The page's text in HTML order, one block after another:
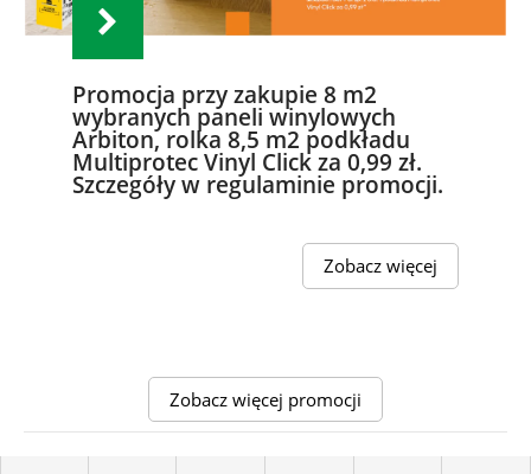
Promocja przy zakupie 8 m2
wybranych paneli winylowych
Arbiton, rolka 8,5 m2 podkładu
Multiprotec Vinyl Click za 0,99 zł.
Szczegóły w regulaminie promocji.
Zobacz więcej
Zobacz więcej promocji